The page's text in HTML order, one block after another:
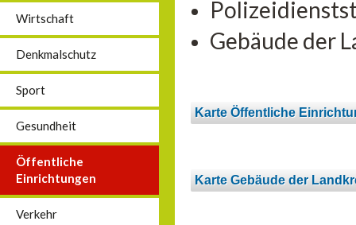
Wirtschaft
Denkmalschutz
Sport
Gesundheit
Öffentliche
Einrichtungen
Verkehr
Gebäude der
Karte Öffentliche
Karte Gebäude der